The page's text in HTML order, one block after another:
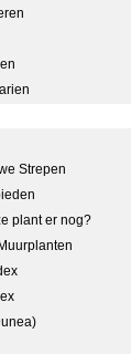
Strepen
plant er nog?